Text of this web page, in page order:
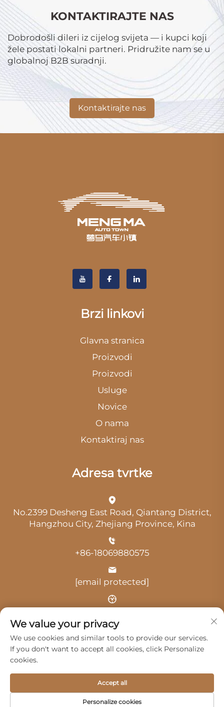
KONTAKTIRAJTE NAS
Dobrodošli dileri iz cijelog svijeta — i kupci koji
žele postati lokalni partneri. Pridružite nam se u
globalnoj B2B suradnji.
Kontaktirajte nas
Brzi linkovi
Glavna stranica
Proizvodi
Proizvodi
Usluge
Novice
O nama
Kontaktiraj nas
Adresa tvrtke
No.2399 Desheng East Road, Qiantang District,
Hangzhou City, Zhejiang Province, Kina
+86-18069880575
[email protected]
Vrijeme: 9:00-18:00
Autorska prava © 2025. Hangzhou Guangji Automobile
Politika privatnosti
Usluge O nama
We value your privacy
We use cookies and similar tools to provide our services.
If you don't want to accept all cookies, click Personalize
cookies.
Personalize cookies
Accept all